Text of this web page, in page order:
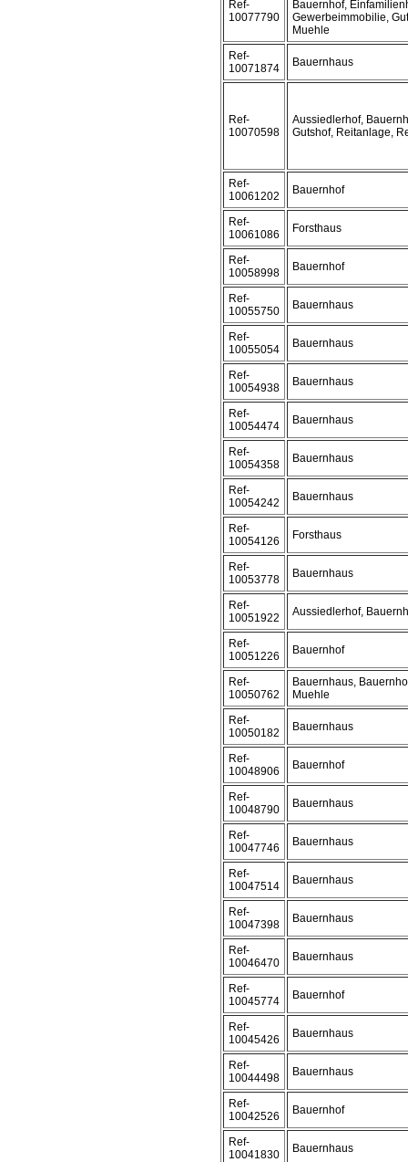
Ref-
10077790
Bauernhof,
Gewerbeimmobilie,
Muehle
Ref-
10071874
Bauernhaus
Ref-
10070598
Aussiedlerhof,
Gutshof, Reitanlage,
Ref-
10061202
Bauernhof
Ref-
10061086
Forsthaus
Ref-
10058998
Bauernhof
Ref-
10055750
Bauernhaus
Ref-
10055054
Bauernhaus
Ref-
10054938
Bauernhaus
Ref-
10054474
Bauernhaus
Ref-
10054358
Bauernhaus
Ref-
10054242
Bauernhaus
Ref-
10054126
Forsthaus
Ref-
10053778
Bauernhaus
Ref-
10051922
Aussiedlerhof,
Ref-
10051226
Bauernhof
Ref-
10050762
Bauernhaus,
Muehle
Ref-
10050182
Bauernhaus
Ref-
10048906
Bauernhof
Ref-
10048790
Bauernhaus
Ref-
10047746
Bauernhaus
Ref-
10047514
Bauernhaus
Ref-
10047398
Bauernhaus
Ref-
10046470
Bauernhaus
Ref-
10045774
Bauernhof
Ref-
10045426
Bauernhaus
Ref-
10044498
Bauernhaus
Ref-
10042526
Bauernhof
Ref-
10041830
Bauernhaus